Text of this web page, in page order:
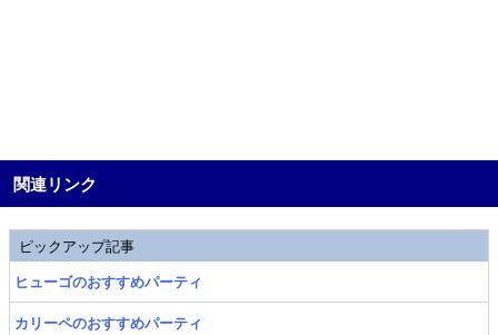
関連リンク
ピックアップ記事
ヒューゴのおすすめパーティ
カリーペのおすすめパーティ